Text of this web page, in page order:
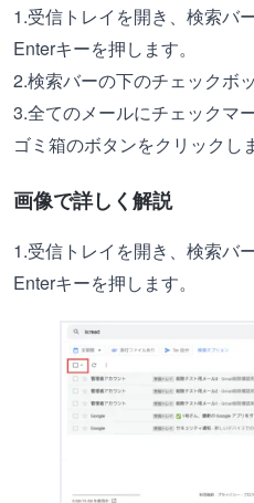
1.受信トレイを開き、検索バ
Enterキーを押します。
2.検索バーの下のチェックボ
3.全てのメールにチェックマ
ゴミ箱のボタンをクリックし
画像で詳しく解説
1.受信トレイを開き、検索バ
Enterキーを押します。